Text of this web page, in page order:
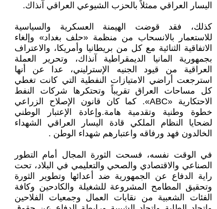
اليسار العراقي ممثلاً بالحزب الشيوعي العراقي آنذاك.
كذلك، فقد قوضت الهيمنة العسكرية والسياسية
للاستعمار بالانسحاب من منظمة «حلف بغداد» وإلغاء
الاتفاقية الثنائية مع كل من بريطانيا وأمريكا، والاعتراف
بجمهورية المانيا الديمقراطية آنذاك، وتحرير العملة
العراقية من قيود الجنيه الإسترليني، عدا عن أنها
استرجعت أراضي الامتيازات النفطية التي كانت تغطي
كل مساحات العراق تقريباً وتحتكرها شركات النفط
الاحتكارية «ABC». كما كان قانون الإصلاح الزراعي
خطوة وطنية وتقدمية هامة. وإعادة الإعتبار الوطني
لضحايا النظام الملكي قادة اليسار العراقي الشهداء
الخالدون فهد ورفاقه واعتبارهم شهداء الوطن .
في الوقت نفسه، فسحت الثورة المجال أمام التطور
الصناعي والاقتصادي والصحي والتعليمي في البلاد، تحت
راية الدفاع عن الجمهورية ضد أعدائها وتطوير الثورة
وتحقيق المطامح المشروعة للشغيلة والكادحين وكافة
الفئات الشعبية من نقابات العمال وجمعيات الفلاحين